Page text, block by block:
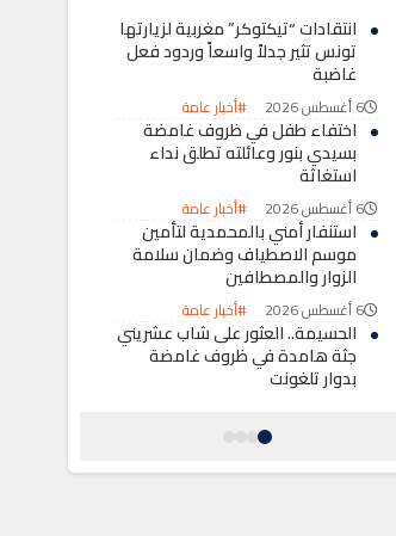
انتقادات “تيكتوكر” مغربية لزيارتها
تونس تثير جدلاً واسعاً وردود فعل
غاضبة
6 أغسطس 2026 #أخبار عامة
اختفاء طفل في ظروف غامضة
بسيدي بنور وعائلته تطلق نداء
استغاثة
6 أغسطس 2026 #أخبار عامة
استنفار أمني بالمحمدية لتأمين
موسم الاصطياف وضمان سلامة
الزوار والمصطافين
6 أغسطس 2026 #أخبار عامة
الحسيمة.. العثور على شاب عشريني
جثة هامدة في ظروف غامضة
بدوار تلغونت
الدار البيضاء.. حملة أمنية واسعة
النارية